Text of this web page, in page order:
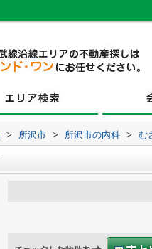
> 所沢市 > 所沢市の内科 > む